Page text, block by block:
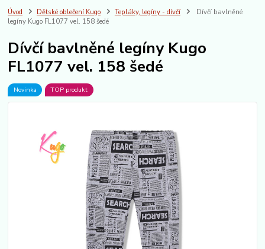
Úvod Dětské oblečení Kugo Tepláky, legíny - dívčí
Dívčí bavlněné
legíny Kugo FL1077 vel. 158 šedé
Dívčí bavlněné legíny Kugo
FL1077 vel. 158 šedé
Novinka TOP produkt